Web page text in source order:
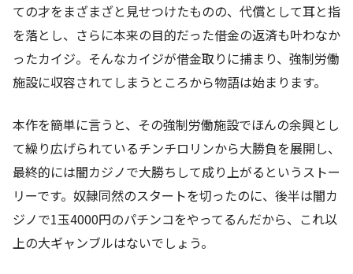
ての才をまざまざと見せつけたものの、代償として耳と指
を落とし、さらに本来の目的だった借金の返済も叶わなか
ったカイジ。そんなカイジが借金取りに捕まり、強制労働
施設に収容されてしまうところから物語は始まります。
本作を簡単に言うと、その強制労働施設でほんの余興とし
て繰り広げられているチンチロリンから大勝負を展開し、
最終的には闇カジノで大勝ちして成り上がるというストー
リーです。奴隷同然のスタートを切ったのに、後半は闇カ
ジノで1玉4000円のパチンコをやってるんだから、これ以
上の大ギャンブルはないでしょう。